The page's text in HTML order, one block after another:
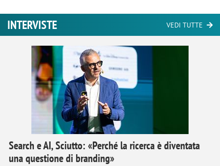
INTERVISTE VEDI TUTTE
Search e AI, Sciutto: «Perché la ricerca è diventata
una questione di branding»